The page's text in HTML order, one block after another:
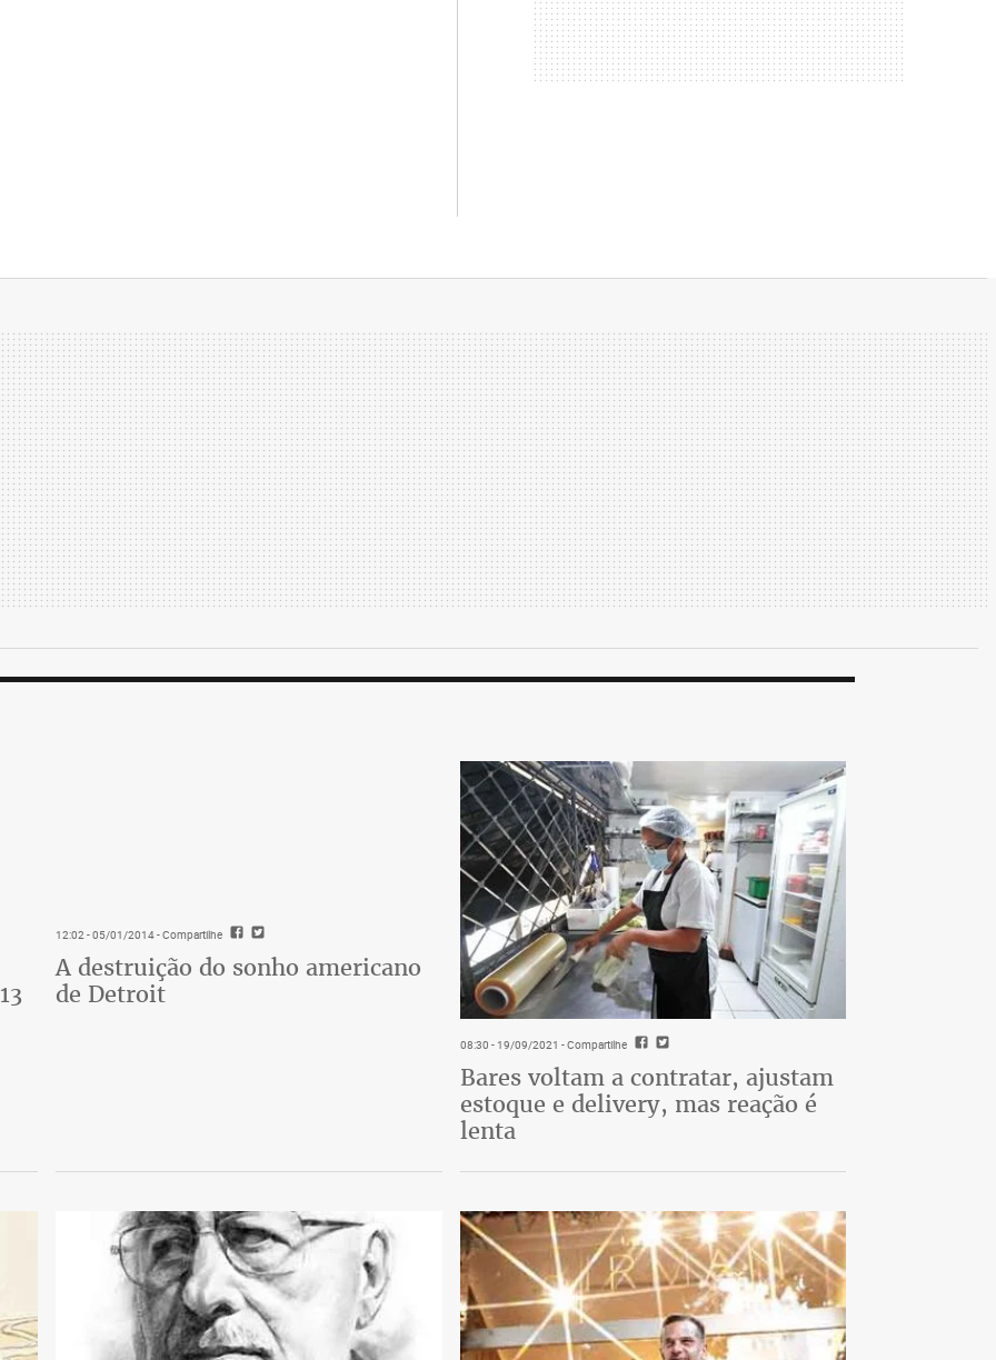
12:02 - 05/01/2014- Compartilhe
A destruição do sonho americano
de Detroit
08:30 - 19/09/2021 - Compartilhe
Bares voltam a contratar, ajustam
estoque e delivery, mas reação é
lenta